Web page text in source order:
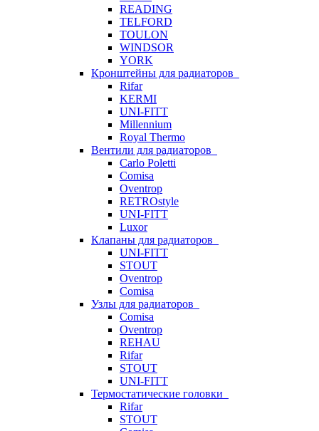
READING
TELFORD
TOULON
WINDSOR
YORK
Кронштейны для радиаторов
Rifar
KERMI
UNI-FITT
Millennium
Royal Thermo
Вентили для радиаторов
Carlo Poletti
Comisa
Oventrop
RETROstyle
UNI-FITT
Luxor
Клапаны для радиаторов
UNI-FITT
STOUT
Oventrop
Comisa
Узлы для радиаторов
Comisa
Oventrop
REHAU
Rifar
STOUT
UNI-FITT
Термостатические головки
Rifar
STOUT